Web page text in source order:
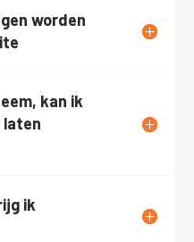
worden
kan ik
laten
ik